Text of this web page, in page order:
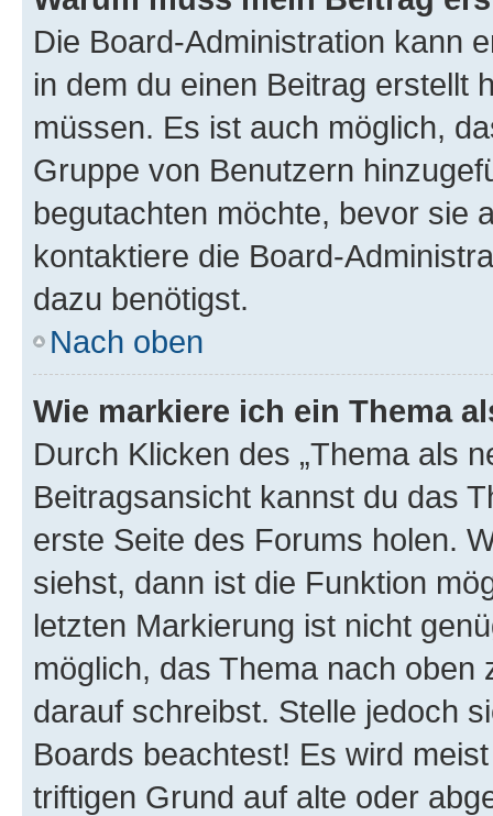
Die Board-Administration kann
in dem du einen Beitrag erstellt
müssen. Es ist auch möglich,
Gruppe von Benutzern
begutachten möchte, bevor sie
kontaktiere die Board-
dazu benötigst.
Nach oben
Wie markiere ich ein Thema
Durch Klicken des „Thema als
Beitragsansicht kannst du das
erste Seite des Forums holen.
siehst, dann ist die Funktion
letzten Markierung ist nicht
möglich, das Thema nach oben
darauf schreibst. Stelle jedoch
Boards beachtest! Es wird
triftigen Grund auf alte oder